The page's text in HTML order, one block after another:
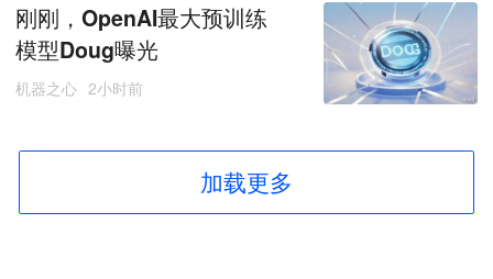
刚刚，OpenAI最大预训练
模型Doug曝光
机器之心 2小时前
加载更多